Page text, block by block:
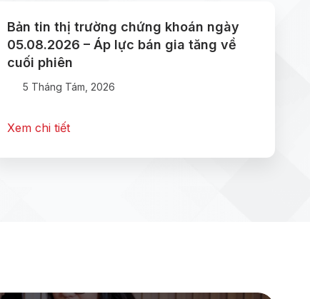
Bản tin thị trường chứng khoán ngày
05.08.2026 – Áp lực bán gia tăng về
cuối phiên
5 Tháng Tám, 2026
Xem chi tiết